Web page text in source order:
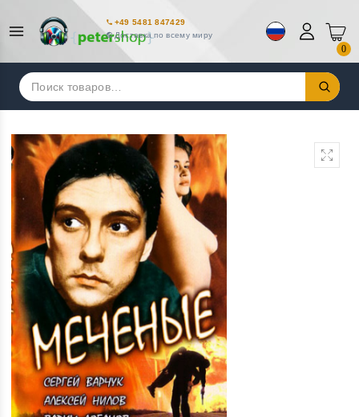
+49 5481 847429
Доставка по всему миру
0
Искать: